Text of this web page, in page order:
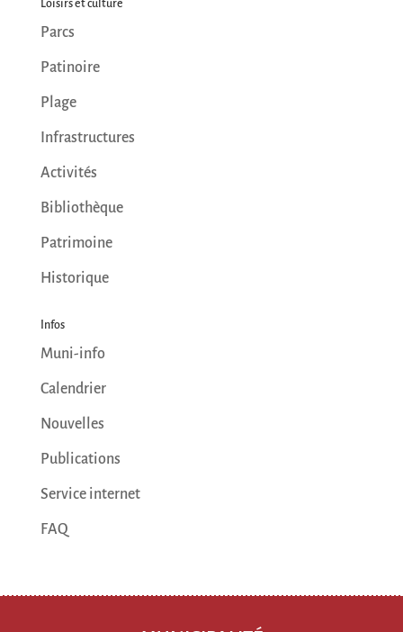
Loisirs et culture
Parcs
Patinoire
Plage
Infrastructures
Activités
Bibliothèque
Patrimoine
Historique
Infos
Muni-info
Calendrier
Nouvelles
Publications
Service internet
FAQ